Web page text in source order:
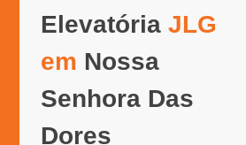
ElevatóriaJLG
em Nossa
Senhora Das
Dores